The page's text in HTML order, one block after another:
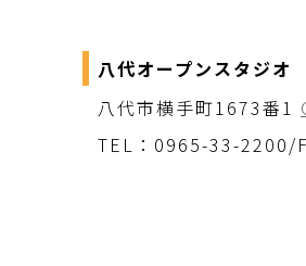
八代オープンスタジオ
八代市横手町1673番1
TEL：0965-33-2200/